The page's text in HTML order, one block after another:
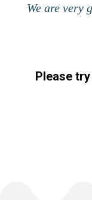
We are very
Please